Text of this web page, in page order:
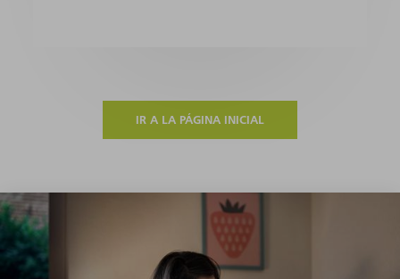
IR A LA PÁGINA INICIAL